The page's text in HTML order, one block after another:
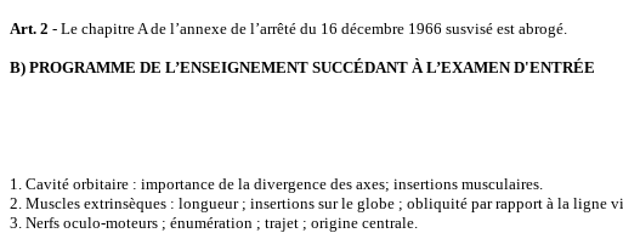
Art. 2 - Le chapitre A de l’annexe de l’arrêté du 16 décembre 1966 susvisé est abrogé.
B) PROGRAMME DE L’ENSEIGNEMENT SUCCÉDANT À L’EXAMEN D'ENTRÉE
1. Cavité orbitaire : importance de la divergence des axes; insertions musculaires.
2. Muscles extrinsèques : longueur ; insertions sur le globe ; obliquité par rapport à la ligne
3. Nerfs oculo-moteurs ; énumération ; trajet ; origine centrale.